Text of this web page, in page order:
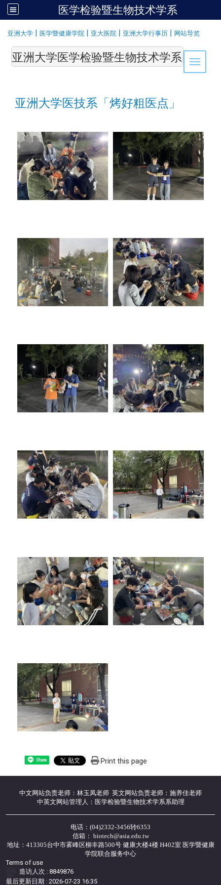
医学检验暨生物技术学系
亚洲大学 | 医学暨健康学院 | 亚大医院 | 亚洲大学行事历 | 网站导览
Toggle
亚洲大学医学检验暨生物技术学系
亚洲大学医技系「烤好粗医点」
Share Print this page
中文网站负责老师：林玉凤老师 英文网站负责老师：施养佳老师
中英文网站管理人：医学检验暨生物技术学系系助理
电话：(04)2332-3456转6353
信箱： biotech@asia.edu.tw
地址：413305台中市雾峰区柳丰路500号 健康大楼4楼 H402室 医学暨健康
学院联合服务中心
Terms of use
造访人次 : 8849876
最后更新日期 :2026-07-23 16:35